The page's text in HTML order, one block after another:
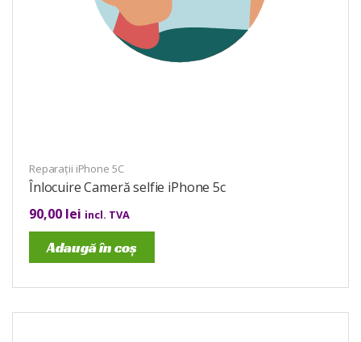
Reparații iPhone 5C
Înlocuire Cameră selfie iPhone 5c
90,00 lei incl. TVA
Adaugă în coș